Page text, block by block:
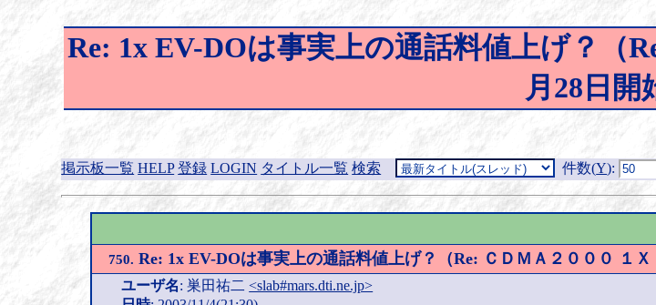
Re: 1x EV-DOは事実上の通話料値上げ？（
月28日開
掲示板一覧 HELP 登録 LOGIN タイトル一覧 検索 件数(Y):
750. Re: 1x EV-DOは事実上の通話料値上げ？（Re: ＣＤＭＡ２０００ １Ｘ
ユーザ名: 巣田祐二 <slab#mars.dti.ne.jp>